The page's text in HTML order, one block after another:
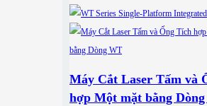
Máy Cắt Laser Tấm và
hợp Một mặt bằng